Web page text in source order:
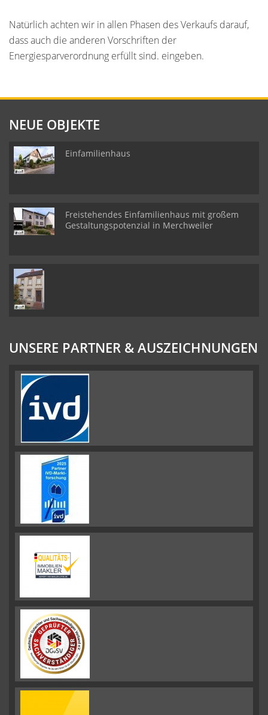
Natürlich achten wir in allen Phasen des Verkaufs darauf,
dass auch die anderen Vorschriften der
Energiesparverordnung erfüllt sind. eingeben.
NEUE OBJEKTE
Einfamilienhaus
Freistehendes Einfamilienhaus mit großem
Gestaltungspotenzial in Merchweiler
UNSERE PARTNER & AUSZEICHNUNGEN